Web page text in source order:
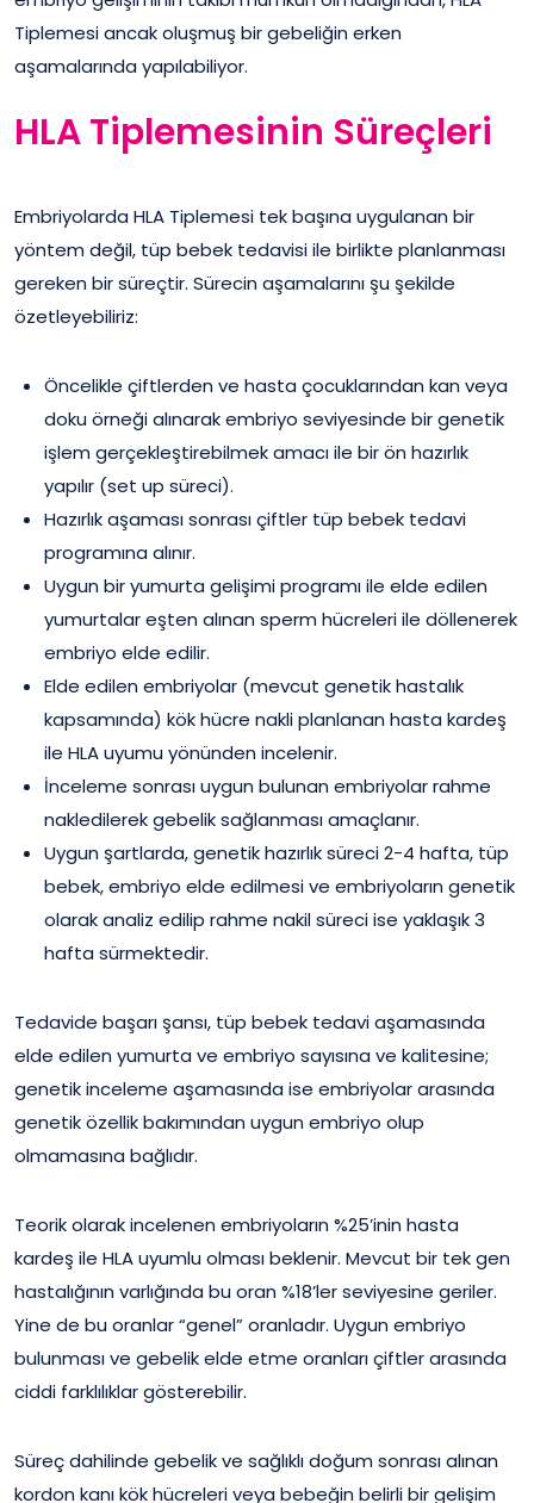
Tiplemesi ancak oluşmuş bir gebeliğin erken
aşamalarında yapılabiliyor.
HLA Tiplemesinin Süreçleri
Embriyolarda HLA Tiplemesi tek başına uygulanan bir
yöntem değil, tüp bebek tedavisi ile birlikte planlanması
gereken bir süreçtir. Sürecin aşamalarını şu şekilde
özetleyebiliriz:
Öncelikle çiftlerden ve hasta çocuklarından kan veya
doku örneği alınarak embriyo seviyesinde bir genetik
işlem gerçekleştirebilmek amacı ile bir ön hazırlık
yapılır (set up süreci).
Hazırlık aşaması sonrası çiftler tüp bebek tedavi
programına alınır.
Uygun bir yumurta gelişimi programı ile elde edilen
yumurtalar eşten alınan sperm hücreleri ile döllenerek
embriyo elde edilir.
Elde edilen embriyolar (mevcut genetik hastalık
kapsamında) kök hücre nakli planlanan hasta kardeş
ile HLA uyumu yönünden incelenir.
İnceleme sonrası uygun bulunan embriyolar rahme
nakledilerek gebelik sağlanması amaçlanır.
Uygun şartlarda, genetik hazırlık süreci 2-4 hafta, tüp
bebek, embriyo elde edilmesi ve embriyoların genetik
olarak analiz edilip rahme nakil süreci ise yaklaşık 3
hafta sürmektedir.
Tedavide başarı şansı, tüp bebek tedavi aşamasında
elde edilen yumurta ve embriyo sayısına ve kalitesine;
genetik inceleme aşamasında ise embriyolar arasında
genetik özellik bakımından uygun embriyo olup
olmamasına bağlıdır.
Teorik olarak incelenen embriyoların %25’inin hasta
kardeş ile HLA uyumlu olması beklenir. Mevcut bir tek gen
hastalığının varlığında bu oran %18’ler seviyesine geriler.
Yine de bu oranlar “genel” oranladır. Uygun embriyo
bulunması ve gebelik elde etme oranları çiftler arasında
ciddi farklılıklar gösterebilir.
Süreç dahilinde gebelik ve sağlıklı doğum sonrası alınan
kordon kanı kök hücreleri veya bebeğin belirli bir gelişim